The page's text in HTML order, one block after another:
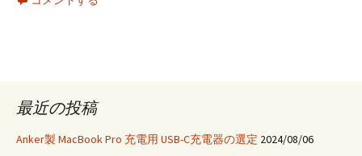
を
最近の投稿
Anker製 MacBook Pro 充電用 USB-C充電器の選定 2024/08/06